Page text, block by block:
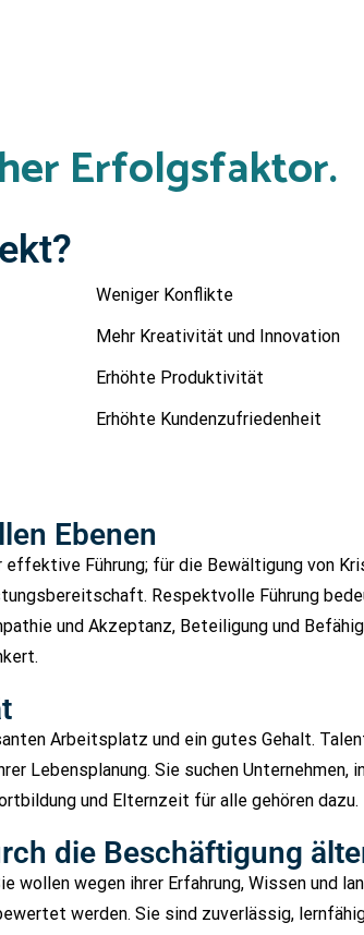
Erfolgsfaktor.
Weniger Konflikte
Mehr Kreativität und Innovation
Erhöhte Produktivität
Erhöhte Kundenzufriedenheit
Ebenen
Führung; für die Bewältigung von
Respektvolle Führung
und Akzeptanz, Beteiligung und
Arbeitsplatz und ein gutes Gehalt.
Lebensplanung. Sie suchen
und Elternzeit für alle gehören dazu.
die Beschäftigung
wollen wegen ihrer Erfahrung, Wissen und
werden. Sie sind zuverlässig,